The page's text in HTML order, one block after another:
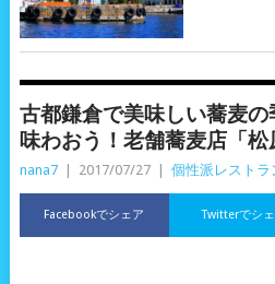
古都鎌倉で美味しい蕎麦
味わおう！老舗蕎麦店「松
nana7 2017/07/27 個性派レストラ
Facebookでシェア Twitterでシ